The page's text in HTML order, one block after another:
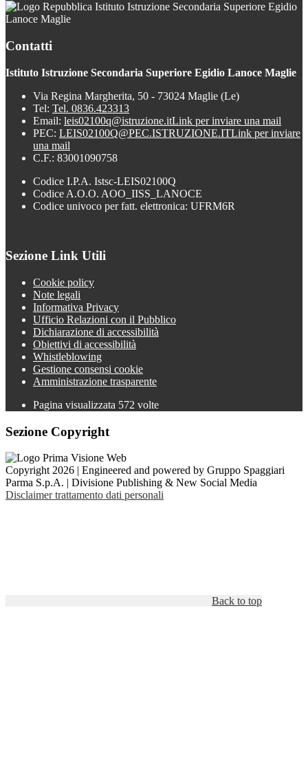
Istituto Istruzione Secondaria Superiore Egidio
Lanoce Maglie
Contatti
Istituto Istruzione Secondaria Superiore Egidio Lanoce Maglie
Via Regina Margherita, 50 - 73024 Maglie (Le)
Tel: Tel. 0836.423313
Email: leis02100q@istruzione.itLink per inviare una mail
PEC: LEIS02100Q@PEC.ISTRUZIONE.ITLink per inviare
una mail
C.F.: 83001090758
Codice I.P.A. Istsc-LEIS02100Q
Codice A.O.O. AOO_IISS_LANOCE
Codice univoco per fatt. elettronica: UFRM6R
Sezione Link Utili
Cookie policy
Note legali
Informativa Privacy
Ufficio Relazioni con il Pubblico
Dichiarazione di accessibilità
Obiettivi di accessibilità
Whistleblowing
Gestione consensi cookie
Amministrazione trasparente
Pagina visualizzata 572 volte
Sezione Copyright
Copyright 2026 | Engineered and powered by Gruppo Spaggiari
Parma S.p.A. | Divisione Publishing & New Social Media
Disclaimer trattamento dati personali
Back to top